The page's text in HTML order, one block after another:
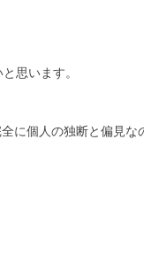
思います。
個人の独断と偏見な